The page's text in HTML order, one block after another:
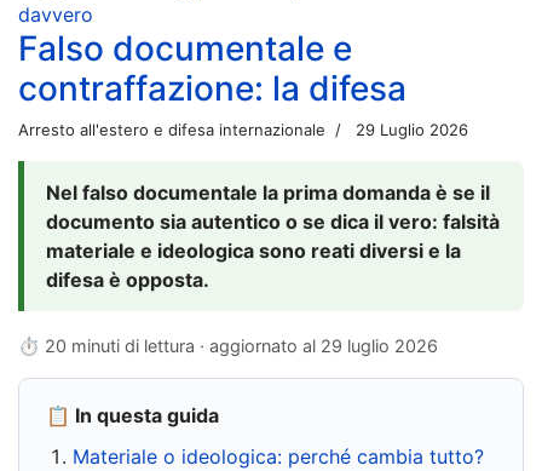
davvero
Falso documentale e
contraffazione: la difesa
Arresto all'estero e difesa internazionale 29 Luglio 2026
Nel falso documentale la prima domanda è se il
documento sia autentico o se dica il vero: falsità
materiale e ideologica sono reati diversi e la
difesa è opposta.
⏱ 20 minuti di lettura · aggiornato al 29 luglio 2026
📋 In questa guida
Materiale o ideologica: perché cambia tutto?